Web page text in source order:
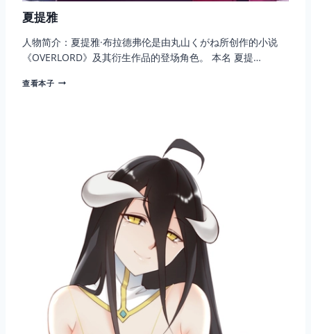
夏提雅
人物简介：夏提雅·布拉德弗伦是由丸山くがね所创作的小说
《OVERLORD》及其衍生作品的登场角色。 本名 夏提…
查看本子 夏